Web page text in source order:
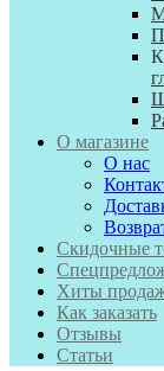
К
О магазине
О нас
Скидочные
Хиты
Как заказать
Отзывы
Статьи